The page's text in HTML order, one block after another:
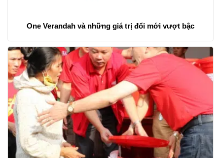
One Verandah và những giá trị đổi mới vượt bậc